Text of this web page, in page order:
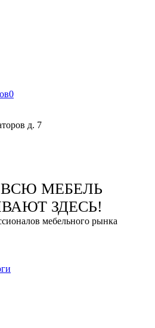
0
д. 7
МЕБЕЛЬ
ЗДЕСЬ!
мебельного рынка